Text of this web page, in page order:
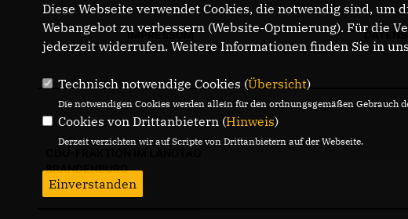
IMPRESSUM
BRANDENBURG
Diese Webseite verwendet Cookies, die notwendig sind,
Webangebot zu verbessern (Website-Optmierung). Für die
jederzeit widerrufen. Weitere Informationen finden Sie in
Technisch notwendige Cookies (Übersicht)
Die notwendigen Cookies werden allein für den ordnungsgemäßen Gebrauch
Cookies von Drittanbietern (Hinweis)
Derzeit verzichten wir auf Scripte von Drittanbietern auf der Webseite.
Einverstanden